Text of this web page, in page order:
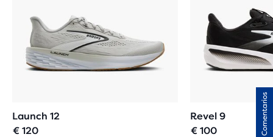
Launch 12
€ 120
Revel 9
€ 100
Comentarios